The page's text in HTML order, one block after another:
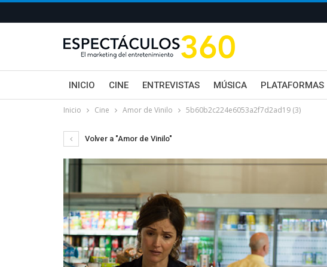
INICIO CINE ENTREVISTAS MÚSICA PLATAFORMAS
Inicio Cine Amor de Vinilo 5b60b2c224e6053a2f7d2ad19 (3)
Volver a "Amor de Vinilo"